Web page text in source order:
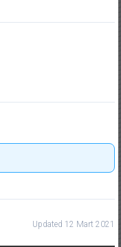
Updated 12 Mart 2021